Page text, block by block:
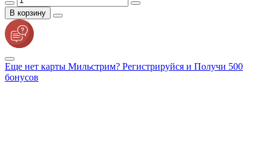
В корзину
Еще нет карты Мильстрим? Регистрируйся и Получи 500
бонусов